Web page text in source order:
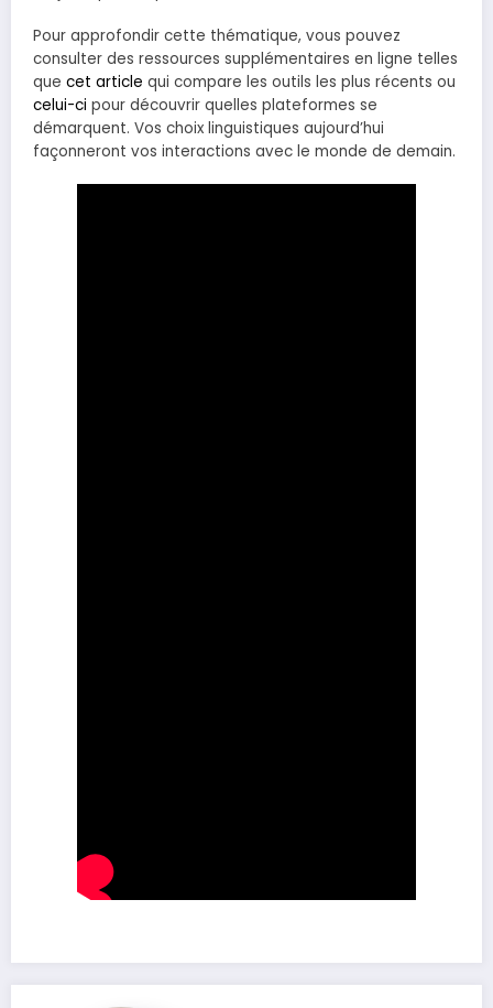
Pour approfondir cette thématique, vous pouvez
consulter des ressources supplémentaires en ligne telles
que cet article qui compare les outils les plus récents ou
celui-ci pour découvrir quelles plateformes se
démarquent. Vos choix linguistiques aujourd’hui
façonneront vos interactions avec le monde de demain.